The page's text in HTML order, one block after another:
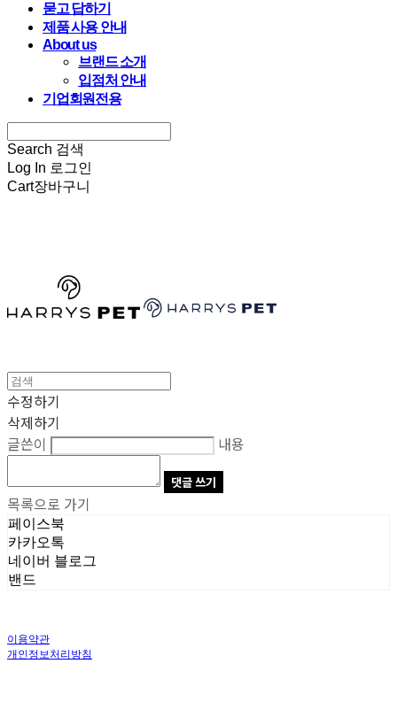
묻고 답하기
제품 사용 안내
About us
브랜드 소개
입점처 안내
기업회원전용
Search 검색
Log In 로그인
Cart장바구니
수정하기
삭제하기
글쓴이
내용
댓글 쓰기
목록으로 가기
페이스북
카카오톡
네이버 블로그
밴드
이용약관
개인정보처리방침